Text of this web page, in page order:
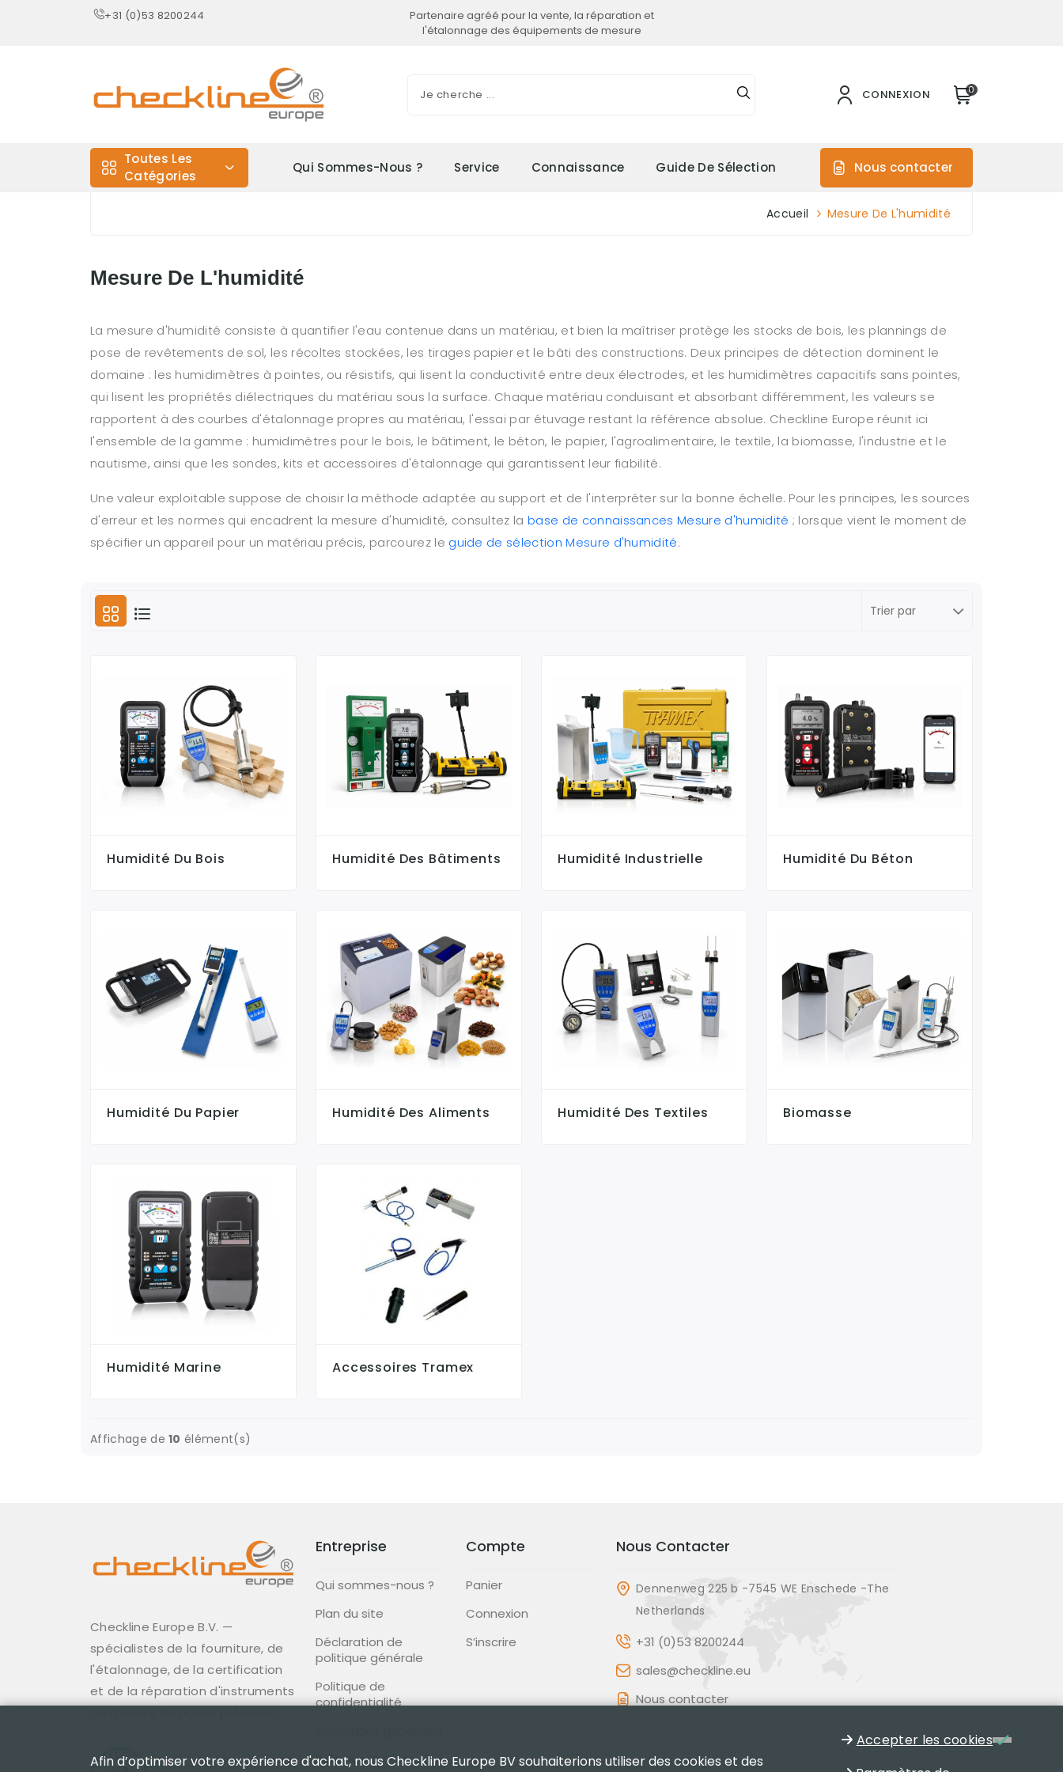
+31 (0)53 8200244
Partenaire agréé pour la vente, la réparation et
l'étalonnage des équipements de mesure
CONNEXION 0
Toutes Les
Catégories
Qui Sommes-Nous ? Service Connaissance Guide De Sélection Nous contacter
Accueil Mesure De L'humidité
Mesure De L'humidité
La mesure d'humidité consiste à quantifier l'eau contenue dans un matériau, et bien la maîtriser protège les stocks de bois, les plannings de
pose de revêtements de sol, les récoltes stockées, les tirages papier et le bâti des constructions. Deux principes de détection dominent le
domaine : les humidimètres à pointes, ou résistifs, qui lisent la conductivité entre deux électrodes, et les humidimètres capacitifs sans pointes,
qui lisent les propriétés diélectriques du matériau sous la surface. Chaque matériau conduisant et absorbant différemment, les valeurs se
rapportent à des courbes d'étalonnage propres au matériau, l'essai par étuvage restant la référence absolue. Checkline Europe réunit ici
l'ensemble de la gamme : humidimètres pour le bois, le bâtiment, le béton, le papier, l'agroalimentaire, le textile, la biomasse, l'industrie et le
nautisme, ainsi que les sondes, kits et accessoires d'étalonnage qui garantissent leur fiabilité.
Une valeur exploitable suppose de choisir la méthode adaptée au support et de l'interpréter sur la bonne échelle. Pour les principes, les sources
d'erreur et les normes qui encadrent la mesure d'humidité, consultez labase de connaissances Mesure d'humidité ; lorsque vient le moment de
spécifier un appareil pour un matériau précis, parcourez le guide de sélection Mesure d'humidité.
Humidité Du Bois Humidité Des Bâtiments Humidité Industrielle Humidité Du Béton
Humidité Du Papier Humidité Des Aliments Humidité Des Textiles Biomasse
Humidité Marine Accessoires Tramex
Affichage de10 élément(s)
Checkline Europe B.V. —
spécialistes de la fourniture, de
l'étalonnage, de la certification
et de la réparation d'instruments
Entreprise
Qui sommes-nous ?
Plan du site
Déclaration de
politique générale
Politique de
confidentialité
Politique de Retour
Compte
Panier
Connexion
S’inscrire
Nous Contacter
Dennenweg 225 b -7545 WE Enschede -The
Netherlands
+31 (0)53 8200244
sales@checkline.eu
Nous contacter
Afin d’optimiser votre expérience d'achat, nous Checkline Europe BV souhaiterions utiliser des cookies et des
Accepter les cookies